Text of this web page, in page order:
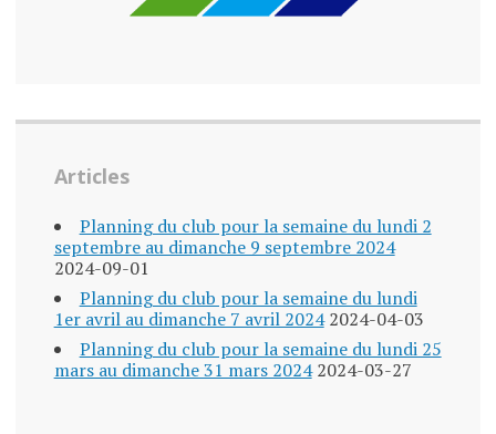
Articles
Planning du club pour la semaine du lundi 2
septembre au dimanche 9 septembre 2024
2024-09-01
Planning du club pour la semaine du lundi
1er avril au dimanche 7 avril 2024 2024-04-03
Planning du club pour la semaine du lundi 25
mars au dimanche 31 mars 2024 2024-03-27